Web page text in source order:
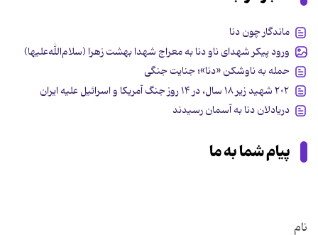
ماندگار چون دنا
ورود پیکر شهدای ناو دنا به معراج شهدا بهشت زهرا (سلام‌الله‌علیها)
حمله به ناوشکن «دنا»؛ جنایت جنگی
۲۰۲ شهید زیر ۱۸ سال، در ۱۴ روز جنگ آمریکا و اسرائیل علیه ایران
دریادلان دنا به آسمان رسیدند
پیام شما به ما
نام